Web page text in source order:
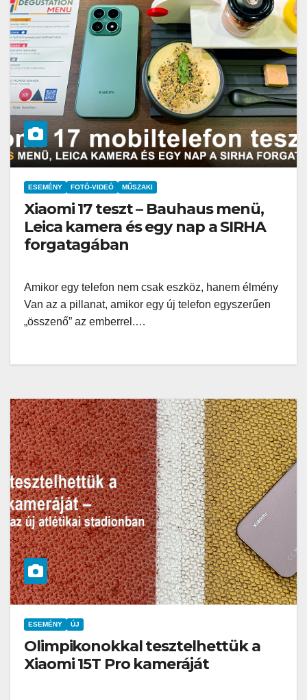
ESEMÉNY FOTÓ-VIDEÓ MŰSZAKI
Xiaomi 17 teszt – Bauhaus menü,
Leica kamera és egy nap a SIRHA
forgatagában
Amikor egy telefon nem csak eszköz, hanem élmény
Van az a pillanat, amikor egy új telefon egyszerűen
„összenő” az emberrel.…
ESEMÉNY ÚJ
Olimpikonokkal tesztelhettük a
Xiaomi 15T Pro kameráját